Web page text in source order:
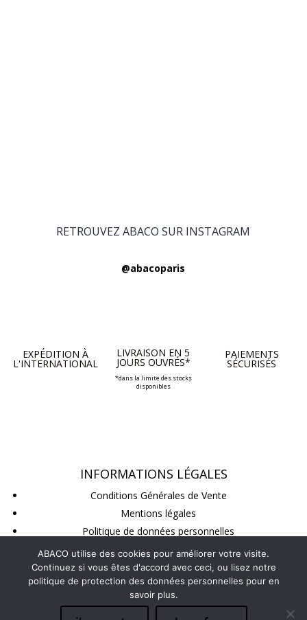
RETROUVEZ ABACO SUR INSTAGRAM
@abacoparis
EXPÉDITION À
L'INTERNATIONAL
LIVRAISON EN 5
JOURS OUVRÉS*
*dans la limite des stocks
disponibles
PAIEMENTS
SÉCURISÉS
INFORMATIONS LÉGALES
Conditions Générales de Vente
Mentions légales
Politique de données personnelles
Conditions de retour
SUIVEZ-NOUS
ABACO utilise des cookies pour améliorer votre visite.
Continuez si vous êtes d'accord avec ceci, ou lisez notre
politique de protection des données personnelles pour en
savoir plus.